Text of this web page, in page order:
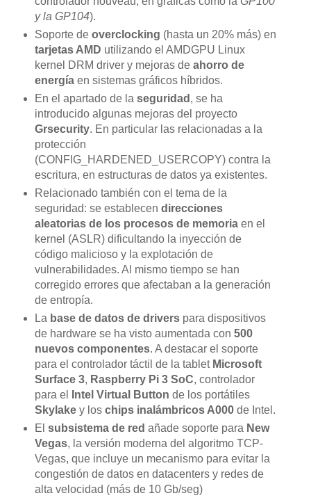
y la GP104).
Soporte de overclocking (hasta un 20% más) en
tarjetas AMD utilizando el AMDGPU Linux
kernel DRM driver y mejoras de ahorro de
energíaen sistemas gráficos híbridos.
En el apartado de la seguridad , se ha
introducido algunas mejoras del proyecto
Grsecurity. En particular las relacionadas a la
protección
(CONFIG_HARDENED_USERCOPY) contra la
escritura, en estructuras de datos ya existentes.
Relacionado también con el tema de la
seguridad: se establecen direcciones
aleatorias de los procesos de memoriaen el
kernel (ASLR) dificultando la inyección de
código malicioso y la explotación de
vulnerabilidades. Al mismo tiempo se han
corregido errores que afectaban a la generación
de entropía.
La base de datos de driverspara dispositivos
de hardware se ha visto aumentada con 500
nuevos componentes. A destacar el soporte
para el controlador táctil de la tablet Microsoft
Surface 3, Raspberry Pi 3 SoC, controlador
para el
Intel Virtual Button de los portátiles
Skylakey loschips inalámbricos A000de Intel.
El subsistema de red añade soporte para New
Vegas, la versión moderna del algoritmo TCP-
Vegas, que incluye un mecanismo para evitar la
congestión de datos en datacenters y redes de
alta velocidad (más de 10 Gb/seg)